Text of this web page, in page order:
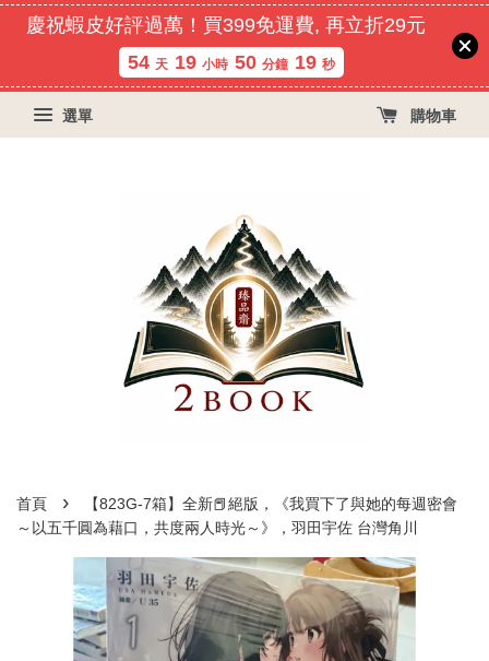
慶祝蝦皮好評過萬！買399免運費, 再立折29元
54 天 19 小時 50 分鐘 18 秒
選單 購物車
首頁 ›
【823G-7箱】全新📕絕版，《我買下了與她的每週密會
～以五千圓為藉口，共度兩人時光～》，羽田宇佐 台灣角川